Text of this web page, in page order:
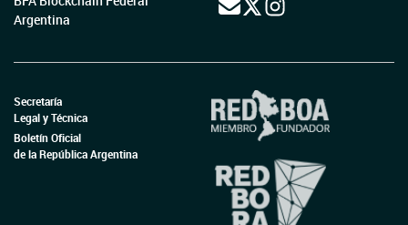
Argentina
Secretaría
Legal y Técnica
Boletín Oficial
de la República Argentina